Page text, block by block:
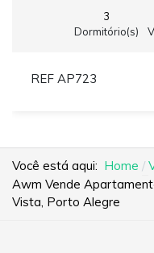
3
Dormitório(s)
REF AP723
Você está aqui: Home
Awm Vende
Vista, Porto Alegre